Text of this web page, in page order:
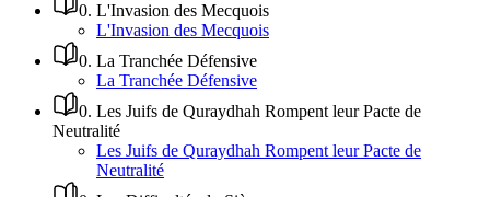
0. L'Invasion des Mecquois
L'Invasion des Mecquois
0. La Tranchée Défensive
La Tranchée Défensive
0. Les Juifs de Quraydhah Rompent leur Pacte de
Neutralité
Les Juifs de Quraydhah Rompent leur Pacte de
Neutralité